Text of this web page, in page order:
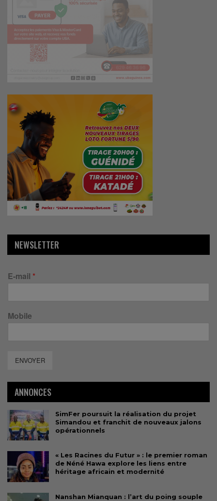
NEWSLETTER
E-mail *
Mobile
ENVOYER
ANNONCES
SimFer poursuit la réalisation du projet
Simandou et franchit de nouveaux jalons
opérationnels
« Les Racines du Futur » : le premier roman
de Néné Hawa explore les liens entre
héritage africain et modernité
Nanshan Mianquan : l’art du poing souple